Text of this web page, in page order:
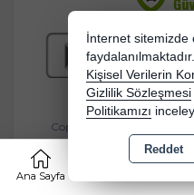
Ana Sayfa
Copyright 2026
Kredi kartı bilgileriniz 256bit
İnternet sitemizde
Kişisel Verilerin
Gizlilik Sözleşmesi
Politikamızı
Reddet